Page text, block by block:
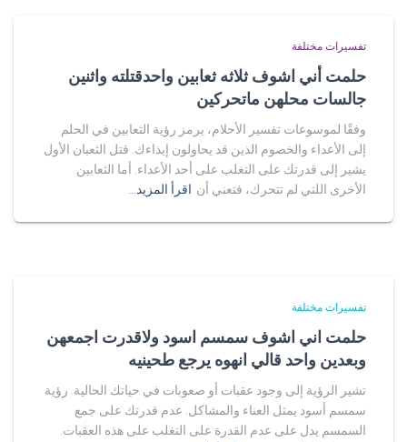
تفسيرات مختلفة
حلمت أني اشوف ثلاثه ثعابين واحدقتلته واثنين
جالسات محلهن ماتحركين
وفقًا لموسوعات تفسير الأحلام، يرمز رؤية الثعابين في الحلم
إلى الأعداء والخصوم الذين قد يحاولون إيذاءك. قتل الثعبان الأول
يشير إلى قدرتك على التغلب على أحد الأعداء. أما الثعابين
الأخرى اللتي لم تتحرك، فتعني أن اقرأ المزيد…
تفسيرات مختلفة
حلمت اني اشوف سمسم اسود ولاقدرت اجمعهن
وبعدين واحد قالي انهوه يرجع طحينيه
تشير الرؤية إلى وجود عقبات أو صعوبات في حياتك الحالية. رؤية
سمسم أسود يمثل العناء والمشاكل. عدم قدرتك على جمع
السمسم يدل على عدم القدرة على التغلب على هذه العقبات.